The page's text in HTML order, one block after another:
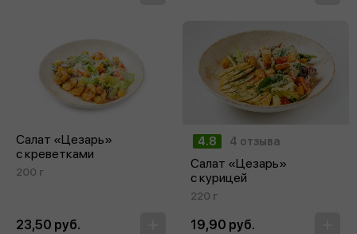
Салат «Цезарь»
с креветками
200 г
23,50 руб.
4.8 4 отзыва
Салат «Цезарь»
с курицей
220 г
19,90 руб.